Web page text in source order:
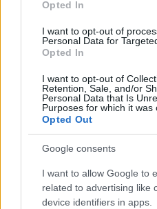
Opted In
I want to opt-out of
Personal Data for
Opted In
I want to opt-out of
Retention, Sale, and/or
Personal Data that Is
Purposes for which it was
Opted Out
Google consents
I want to allow Google to
related to advertising like
device identifiers in apps.